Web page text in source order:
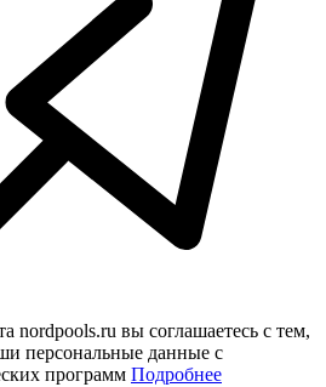
nordpools.ru вы соглашаетесь с тем,
персональные данные с
программ Подробнее